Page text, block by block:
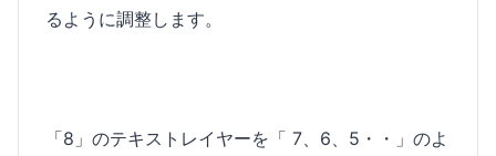
るように調整します。
「8」のテキストレイヤーを「 7、6、5・・」のよ